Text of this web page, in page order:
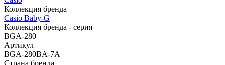
Коллекция бренда
Casio Baby-G
Коллекция бренда - серия
BGA-280
Артикул
BGA-280BA-7A
Страна бренда